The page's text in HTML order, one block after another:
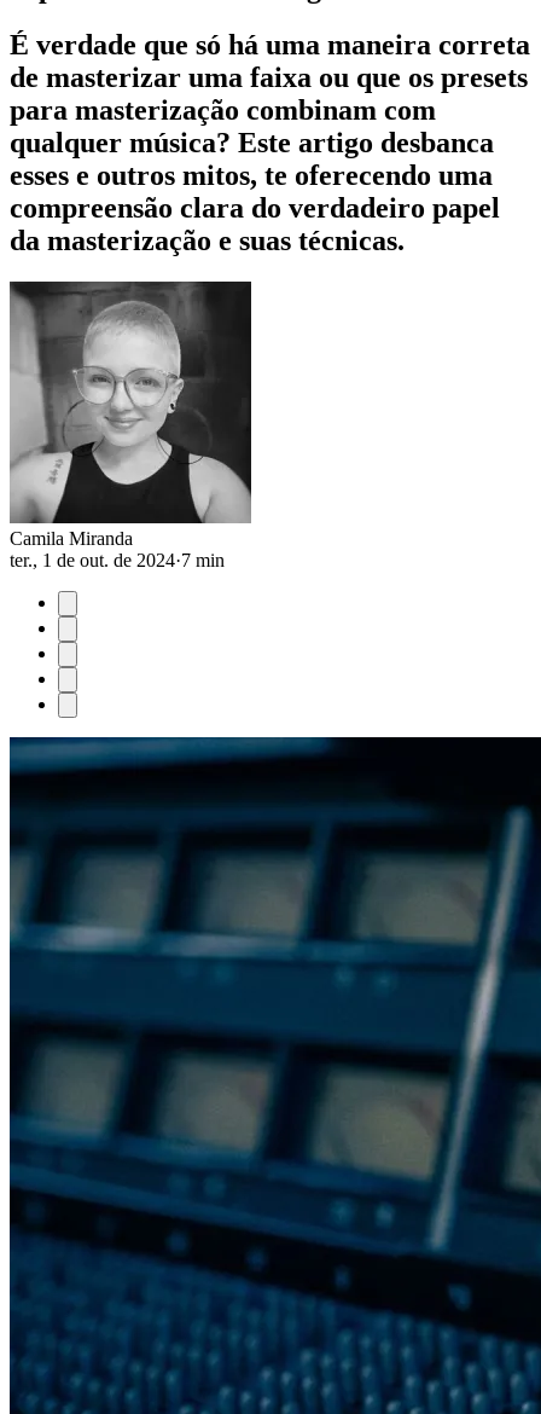
É verdade que só há uma maneira correta
de masterizar uma faixa ou que os presets
para masterização combinam com
qualquer música? Este artigo desbanca
esses e outros mitos, te oferecendo uma
compreensão clara do verdadeiro papel
da masterização e suas técnicas.
Camila Miranda
ter., 1 de out. de 2024·7 min